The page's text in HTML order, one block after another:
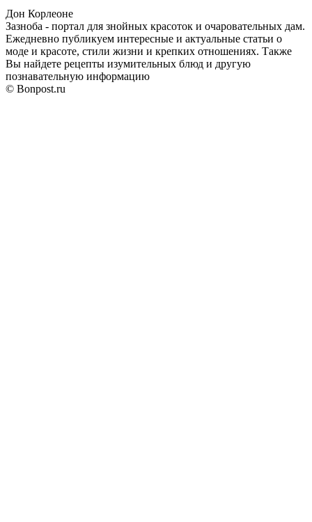
Дон Корлеоне
Зазноба - портал для знойных красоток и очаровательных дам.
Ежедневно публикуем интересные и актуальные статьи о
моде и красоте, стили жизни и крепких отношениях. Также
Вы найдете рецепты изумительных блюд и другую
познавательную информацию
© Bonpost.ru